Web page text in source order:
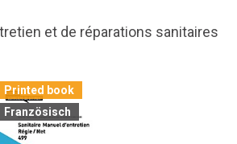
et de réparations sanitaires
Printed book
Französisch